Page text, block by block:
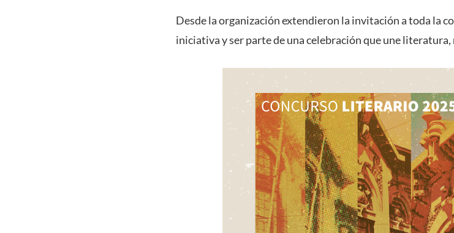
Desde la organización extendieron la invitación a toda la
iniciativa y ser parte de una celebración que une